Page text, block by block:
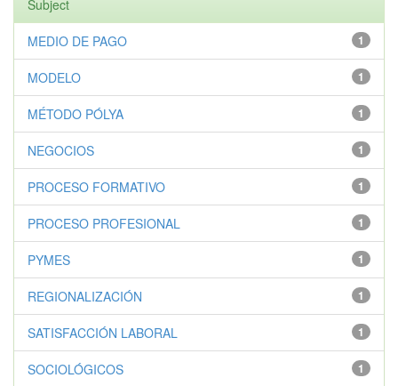
Subject
1
MEDIO DE PAGO
1
MODELO
1
MÉTODO PÓLYA
1
NEGOCIOS
1
PROCESO FORMATIVO
1
PROCESO PROFESIONAL
1
PYMES
1
REGIONALIZACIÓN
1
SATISFACCIÓN LABORAL
1
SOCIOLÓGICOS